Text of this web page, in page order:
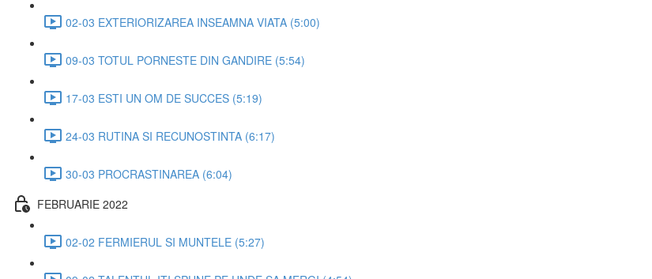
02-03 EXTERIORIZAREA INSEAMNA VIATA (5:00)
09-03 TOTUL PORNESTE DIN GANDIRE (5:54)
17-03 ESTI UN OM DE SUCCES (5:19)
24-03 RUTINA SI RECUNOSTINTA (6:17)
30-03 PROCRASTINAREA (6:04)
FEBRUARIE 2022
02-02 FERMIERUL SI MUNTELE (5:27)